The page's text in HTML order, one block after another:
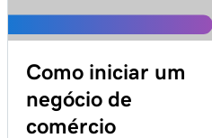
Como iniciar um
negócio de
comércio